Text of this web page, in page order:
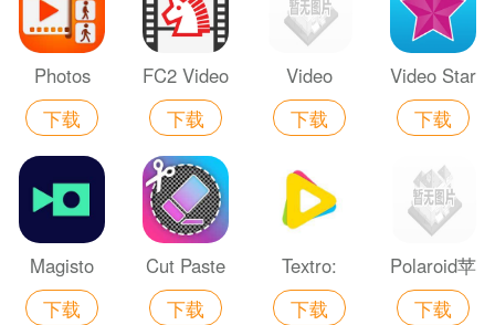
Photos
from Video
Extract
Images
from Video
正版
下载
FC2 Video
苹果手机版
下载
Video
Splitter for
Instagram
苹果最新版
下载
Video Star
苹果版免费
下载
Magisto
Video
下载
Cut Paste
Photos &
下载
Textro:
Animated
下载
Polaroid苹
果版
下载